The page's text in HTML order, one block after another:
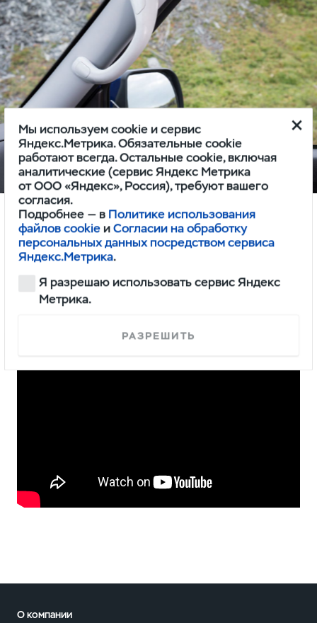
New! Ручка для комфортной
посадки.
О компании
Мы используем cookie и сервис
Яндекс.Метрика. Обязательные cookie
работают всегда. Остальные cookie, включая
аналитические (сервис Яндекс Метрика
от ООО «Яндекс», Россия), требуют вашего
согласия.
Подробнее — в Политике использования
файлов cookie иСогласии на обработку
персональных данных посредством сервиса
Яндекс.Метрика.
Я разрешаю использовать сервис Яндекс
Метрика.
РАЗРЕШИТЬ